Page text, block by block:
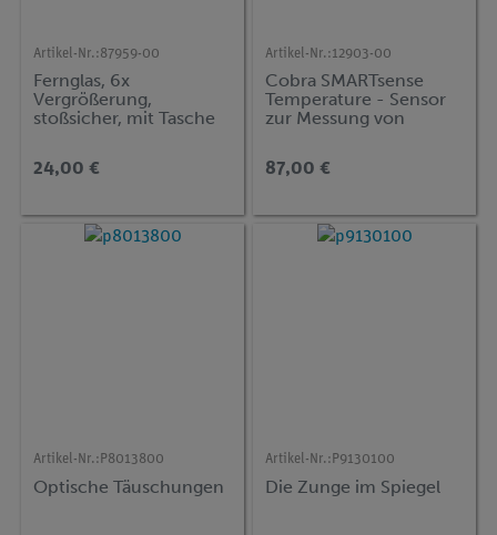
Artikel-Nr.:87959-00
Fernglas, 6x
Vergrößerung,
stoßsicher, mit Tasche
24,00 €
Artikel-Nr.:12903-00
Cobra SMARTsense
Temperature - Sensor
zur Messung von
°C (Bluetooth)
87,00 €
Artikel-Nr.: P8013800
Optische Täuschungen
Artikel-Nr.: P9130100
Die Zunge im Spiegel